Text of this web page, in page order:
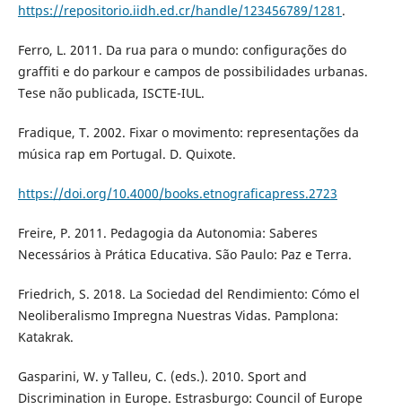
https://repositorio.iidh.ed.cr/handle/123456789/1281 .
Ferro, L. 2011. Da rua para o mundo: configurações do
graffiti e do parkour e campos de possibilidades urbanas.
Tese não publicada, ISCTE-IUL.
Fradique, T. 2002. Fixar o movimento: representações da
música rap em Portugal. D. Quixote.
https://doi.org/10.4000/books.etnograficapress.2723
Freire, P. 2011. Pedagogia da Autonomia: Saberes
Necessários à Prática Educativa. São Paulo: Paz e Terra.
Friedrich, S. 2018. La Sociedad del Rendimiento: Cómo el
Neoliberalismo Impregna Nuestras Vidas. Pamplona:
Katakrak.
Gasparini, W. y Talleu, C. (eds.). 2010. Sport and
Discrimination in Europe. Estrasburgo: Council of Europe